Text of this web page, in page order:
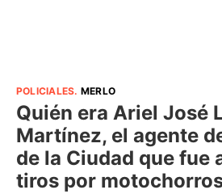
POLICIALES. MERLO
Quién era Ariel José
Martínez, el agente
de la Ciudad que fue
tiros por